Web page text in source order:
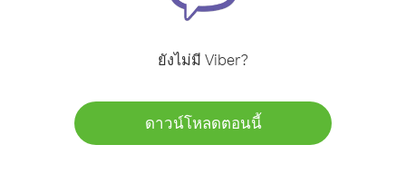
ยังไม่มี Viber?
ดาวน์โหลดตอนนี้